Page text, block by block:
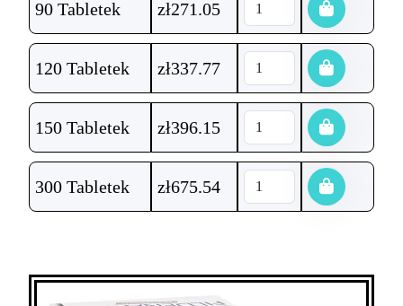
90 Tabletek zł271.05
120 Tabletek zł337.77
150 Tabletek zł396.15
300 Tabletek zł675.54